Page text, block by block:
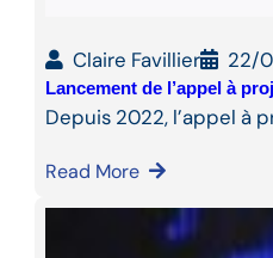
Claire Favillier 22/
Lancement de l’appel à
Depuis 2022, l’appel à
Read More